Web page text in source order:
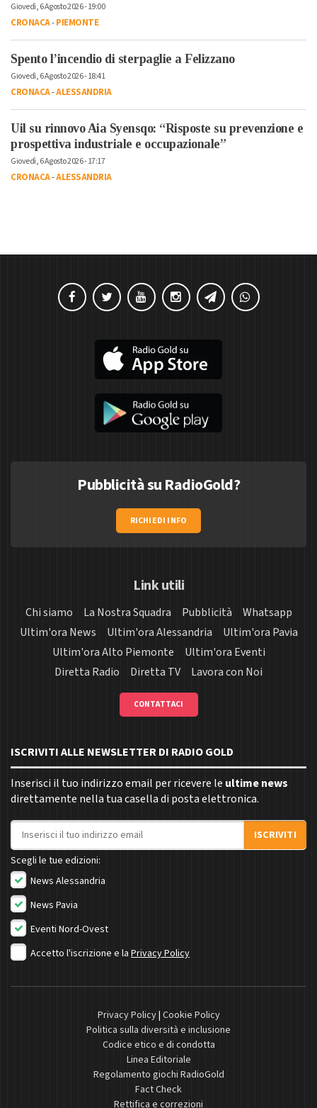
Giovedì, 6 Agosto 2026 - 19:00
CRONACA-PIEMONTE
Spento l’incendio di sterpaglie a Felizzano
Giovedì, 6 Agosto 2026 - 18:41
CRONACA-ALESSANDRIA
Uil su rinnovo Aia Syensqo: “Risposte su prevenzione e
prospettiva industriale e occupazionale”
Giovedì, 6 Agosto 2026 - 17:17
CRONACA-ALESSANDRIA
Pubblicità su RadioGold?
RICHIEDI INFO
Link utili
Chi siamo La Nostra Squadra Pubblicità
Whatsapp
Ultim'ora News
Ultim'ora Alessandria
Ultim'ora Pavia
Ultim'ora Alto Piemonte
Ultim'ora Eventi
Diretta Radio
Diretta TV Lavora con Noi
CONTATTACI
ISCRIVITI ALLE NEWSLETTER DI RADIO GOLD
Inserisci il tuo indirizzo email per ricevere le ultime news
direttamente nella tua casella di posta elettronica.
Indirizzo email
ISCRIVITI
Scegli le tue edizioni:
News Alessandria
News Pavia
Eventi Nord-Ovest
Accetto l'iscrizione e la Privacy Policy
Privacy Policy| Cookie Policy
Politica sulla diversità e inclusione
Codice etico e di condotta
Linea Editoriale
Regolamento giochi RadioGold
Fact Check
Rettifica e correzioni